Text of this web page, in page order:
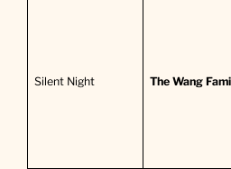
Silent Night The Wang